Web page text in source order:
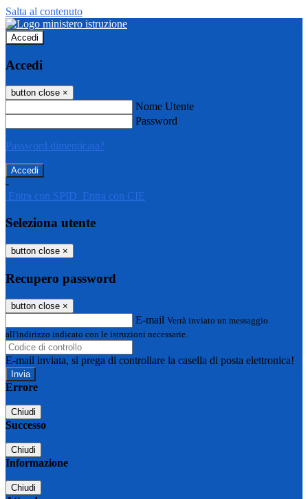
Salta al contenuto
Accedi
Accedi
button close ×
Nome Utente
Password
Password dimenticata?
-
Entra con SPID Entra con CIE
Seleziona utente
button close ×
Recupero password
button close ×
E-mail Verrà inviato un messaggio
all'indirizzo indicato con le istruzioni necessarie.
E-mail inviata, si prega di controllare la casella di posta elettronica!
Errore
Chiudi
Successo
Chiudi
Informazione
Chiudi